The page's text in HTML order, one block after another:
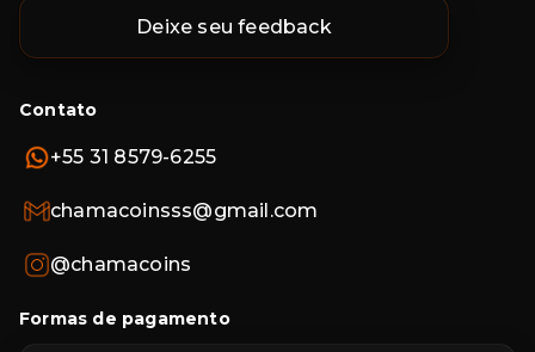
Deixe seu feedback
Contato
+55 31 8579-6255
chamacoinsss@gmail.com
@chamacoins
Formas de pagamento